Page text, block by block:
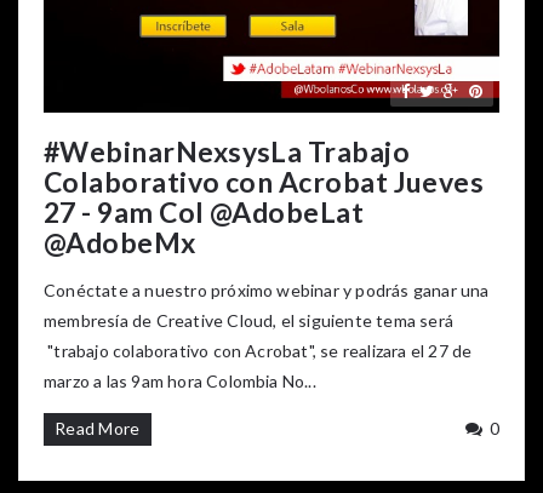
#WebinarNexsysLa Trabajo
Colaborativo con Acrobat Jueves
27 - 9am Col @AdobeLat
@AdobeMx
Conéctate a nuestro próximo webinar y podrás ganar una
membresía de Creative Cloud, el siguiente tema será
"trabajo colaborativo con Acrobat", se realizara el 27 de
marzo a las 9am hora Colombia No...
Read More 0